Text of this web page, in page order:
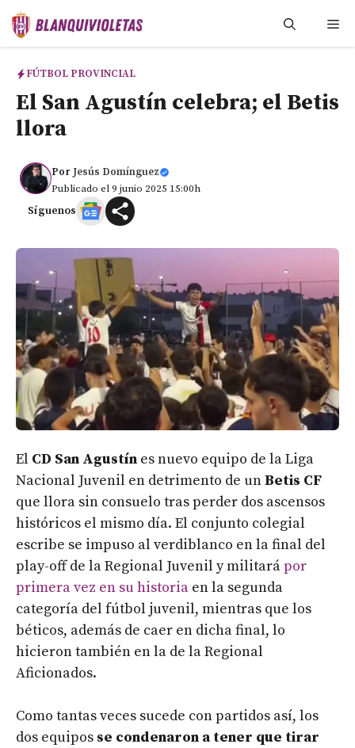
Saltar
FÚTBOL PROVINCIAL
El San Agustín celebra; el Betis
llora
Por Jesús Domínguez
Publicado el 9 junio 2025 15:00h
Síguenos
El CD San Agustín es nuevo equipo de la Liga
Nacional Juvenil en detrimento de unBetis CF
que llora sin consuelo tras perder dos ascensos
históricos el mismo día. El conjunto colegial
escribe se impuso al verdiblanco en la final del
play-off de la Regional Juvenil y militarápor
primera vez en su historia en la segunda
categoría del fútbol juvenil, mientras que los
béticos, además de caer en dicha final, lo
hicieron también en la de la Regional
Aficionados.
Como tantas veces sucede con partidos así, los
dos equipos se condenaron a tener que tirar